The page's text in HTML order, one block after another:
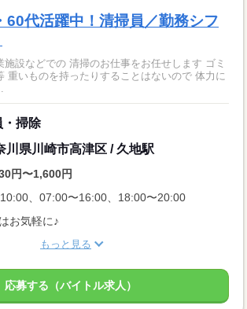
60代活躍中！清掃員／勤務シフ
施設などでの 清掃のお仕事をお任せします ゴミ
重いものを持ったりすることはないので 体力に
・掃除
川県川崎市高津区 / 久地駅
円〜1,600円
、07:00〜16:00、18:00〜20:00
お気軽に♪
もっと見る
応募する（バイトル求人）